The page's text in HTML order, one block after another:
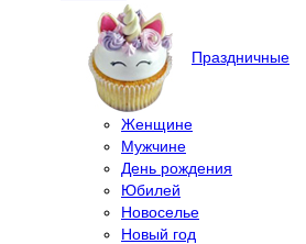
Праздничные
Женщине
Мужчине
День рождения
Юбилей
Новоселье
Новый год